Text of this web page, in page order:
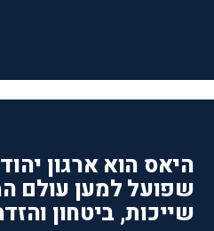
היאס הוא ארגון
שפועל למען עולם
שייכות, ביטחון